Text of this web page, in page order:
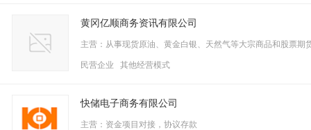
黄冈亿顺商务资讯有限公司
主营：从事现货原油、黄金白银、天然气等大宗商品和股票期
民营企业 其他经营模式
快储电子商务有限公司
主营：资金项目对接，协议存款